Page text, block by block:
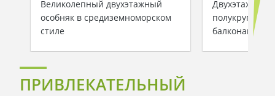
Великолепный двухэтажный
особняк в средиземноморском
стиле
Двухэтажный
балконами
ПРИВЛЕКАТЕЛЬНЫЙ